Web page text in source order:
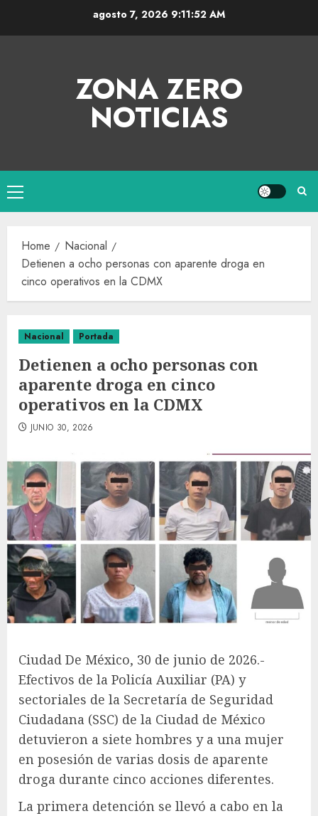
agosto 7, 2026 9:11:52 AM
ZONA ZERO
NOTICIAS
Home
Nacional
Detienen a ocho personas con aparente droga en
cinco operativos en la CDMX
Nacional Portada
Detienen a ocho personas con
aparente droga en cinco
operativos en la CDMX
JUNIO 30, 2026
Ciudad De México, 30 de junio de 2026.-
Efectivos de la Policía Auxiliar (PA) y
sectoriales de la Secretaría de Seguridad
Ciudadana (SSC) de la Ciudad de México
detuvieron a siete hombres y a una mujer
en posesión de varias dosis de aparente
droga durante cinco acciones diferentes.
La primera detención se llevó a cabo en la